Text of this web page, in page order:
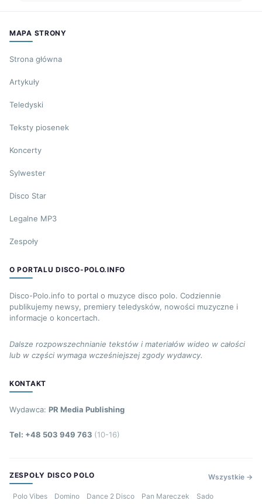
MAPA STRONY
Strona główna
Artykuły
Teledyski
Teksty piosenek
Koncerty
Sylwester
Disco Star
Legalne MP3
Zespoły
O PORTALU DISCO-POLO.INFO
Disco-Polo.info to portal o muzyce disco polo. Codziennie
publikujemy newsy, premiery teledysków, nowości muzyczne i
informacje o koncertach.
Dalsze rozpowszechnianie tekstów i materiałów wideo w całości
lub w części wymaga wcześniejszej zgody wydawcy.
KONTAKT
Wydawca: PR Media Publishing
Tel: +48 503 949 763 (10-16)
ZESPOŁY DISCO POLO Wszystkie →
Polo Vibes Domino Dance 2 Disco Pan Mareczek Sado